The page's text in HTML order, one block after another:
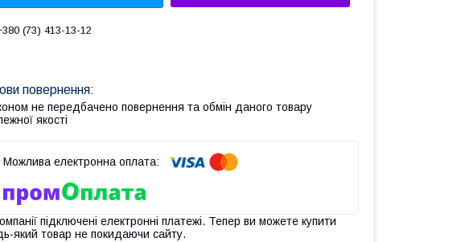
(73) 413-13-12
не передбачено повернення та обмін даного товару
якості
підключені електронні платежі. Тепер ви можете купити
який товар не покидаючи сайту.